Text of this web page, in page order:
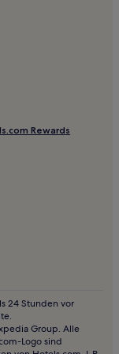
Via Maggio
Vincenzo
Rewards
24 Stunden vor
Group. Alle
Logo sind